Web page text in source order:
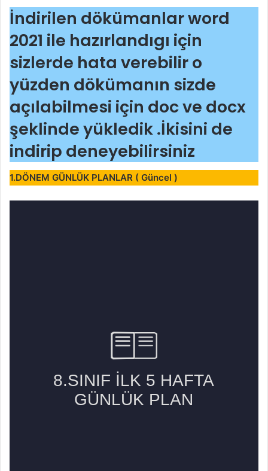
İndirilen dökümanlar word
2021 ile hazırlandıgı için
sizlerde hata verebilir o
yüzden dökümanın sizde
açılabilmesi için doc ve docx
şeklinde yükledik .İkisini de
indirip deneyebilirsiniz
1.DÖNEM GÜNLÜK PLANLAR ( Güncel )